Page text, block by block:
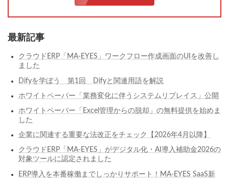
最新記事
クラウドERP「MA-EYES」ワークフロー作成画面のUIを改善し
ました
Difyを学ぼう 第1回 Difyと関連用語を解説
ホワイトペーパー「業務変化に伴うシステムリプレイス」公開
ホワイトペーパー「Excel管理からの脱却」の無料提供を始めま
した
企業に関連する重要な法改正をチェック【2026年4月以降】
クラウドERP「MA-EYES」がデジタル化・AI導入補助金2026の
対象ツールに認定されました
ERP導入を本番稼働までしっかりサポート！MA-EYES SaaS新